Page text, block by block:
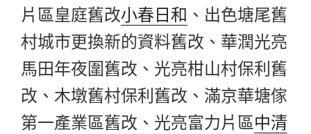
片區皇庭舊改小春日和 、出色塘尾舊
村城市更換新的資料舊改、華潤光亮
馬田年夜圍舊改、光亮柑山村保利舊
改、木墩舊村保利舊改、滿京華塘傢
第一產業區舊改、光亮富力片區中清